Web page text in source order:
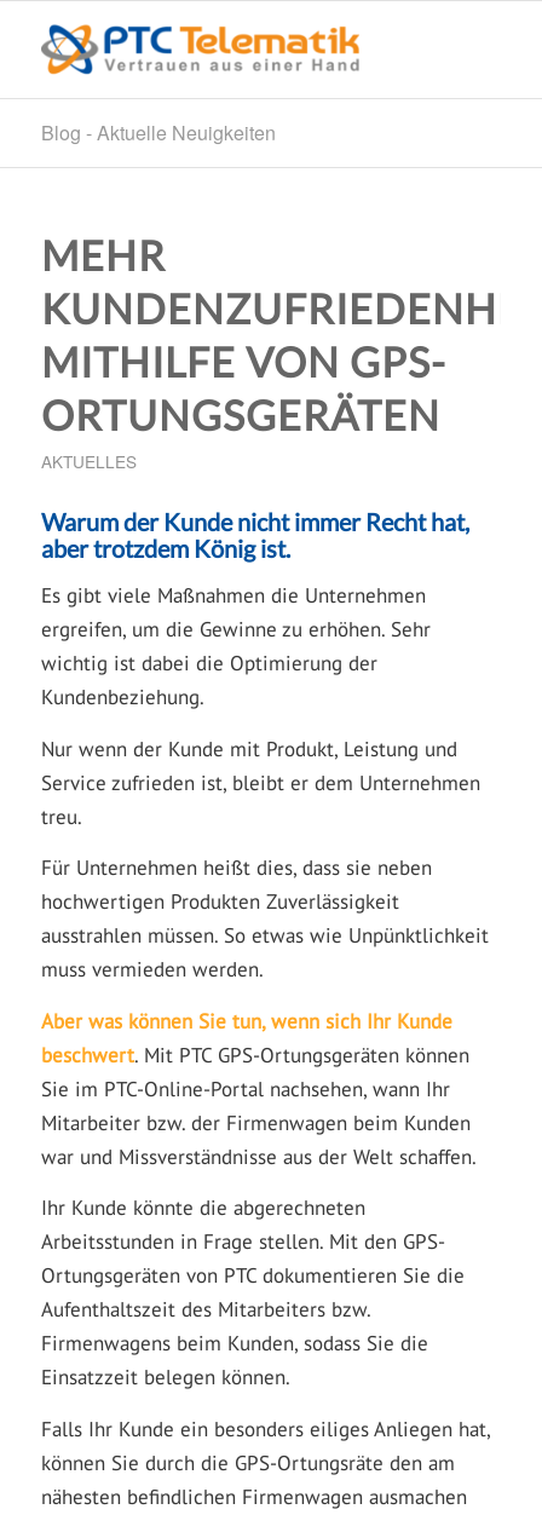
Blog - Aktuelle Neuigkeiten
MEHR
MITHILFE VON GPS-
ORTUNGSGERÄTEN
AKTUELLES
Warum der Kunde nicht immer Recht hat,
aber trotzdem König ist.
Es gibt viele Maßnahmen die Unternehmen
ergreifen, um die Gewinne zu erhöhen. Sehr
wichtig ist dabei die Optimierung der
Kundenbeziehung.
Nur wenn der Kunde mit Produkt, Leistung und
Service zufrieden ist, bleibt er dem Unternehmen
treu.
Für Unternehmen heißt dies, dass sie neben
hochwertigen Produkten Zuverlässigkeit
ausstrahlen müssen. So etwas wie Unpünktlichkeit
muss vermieden werden.
Aber was können Sie tun, wenn sich Ihr Kunde
beschwert. Mit PTC GPS-Ortungsgeräten können
Sie im PTC-Online-Portal nachsehen, wann Ihr
Mitarbeiter bzw. der Firmenwagen beim Kunden
war und Missverständnisse aus der Welt schaffen.
Ihr Kunde könnte die abgerechneten
Arbeitsstunden in Frage stellen. Mit den GPS-
Ortungsgeräten von PTC dokumentieren Sie die
Aufenthaltszeit des Mitarbeiters bzw.
Firmenwagens beim Kunden, sodass Sie die
Einsatzzeit belegen können.
Falls Ihr Kunde ein besonders eiliges Anliegen hat,
können Sie durch die GPS-Ortungsräte den am
nähesten befindlichen Firmenwagen ausmachen